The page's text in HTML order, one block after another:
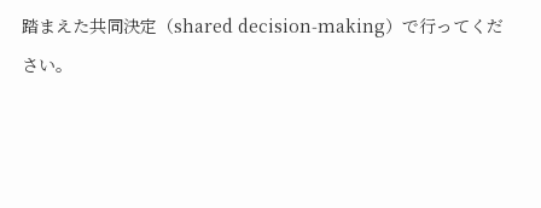
踏まえた共同決定（shared decision‑making）で行ってくだ
さい。